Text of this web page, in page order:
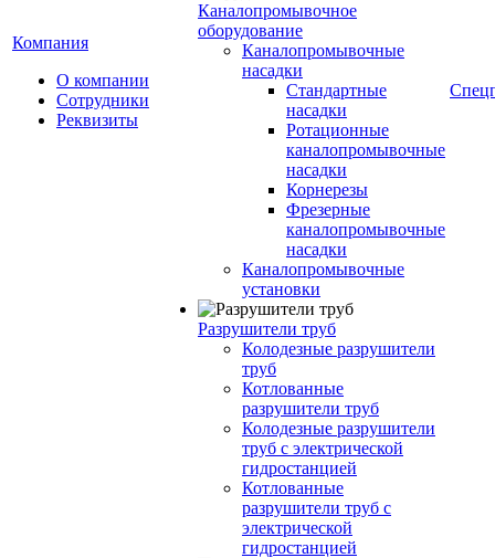
Компания
О компании
Сотрудники
Реквизиты
Каналопромывочное
оборудование
Каналопромывочные
насадки
Стандартные
насадки
Ротационные
каналопромывочные
насадки
Корнерезы
Фрезерные
каналопромывочные
насадки
Каналопромывочные
установки
Разрушители труб
Колодезные разрушители
труб
Котлованные
разрушители труб
Колодезные разрушители
труб с электрической
гидростанцией
Котлованные
разрушители труб с
электрической
гидростанцией